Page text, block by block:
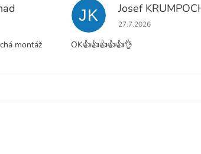
je 5 z 5 hvězdiček.
montáž
JK Josef
Hodnocení obchodu
27.7.2026
OK👍👍👍👍👍👌